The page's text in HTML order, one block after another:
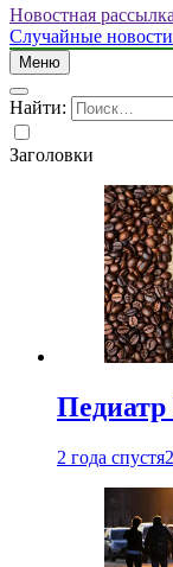
Новостная рассылка
Случайные новости
Меню
Найти:
Заголовки
Педиатр
2 года спустя